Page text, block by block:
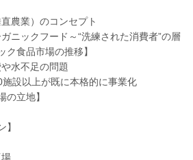
業）のコンセプト
クフード～“洗練された消費者”の層
品市場の推移】
不足の問題
上が既に本格的に事業化
立地】